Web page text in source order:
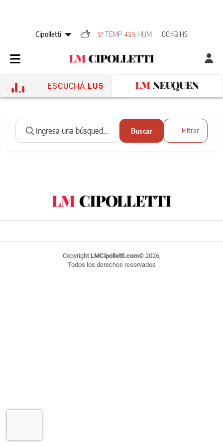
Cipolletti 5°TEMP 45% HUM 00:43 HS
ESCUCHÁ LU5
Buscar Filtrar
Copyright LMCipolletti.com© 2026,
Todos los derechos reservados